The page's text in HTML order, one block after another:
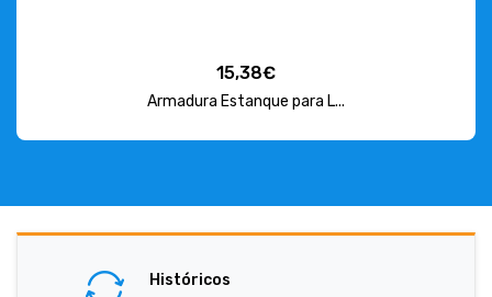
15,38€
Armadura Estanque para L...
Históricos